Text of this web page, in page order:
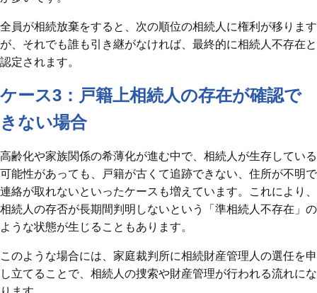
全員が相続放棄をすると、次の順位の相続人に権利が移ります
が、それでも誰も引き継がなければ、最終的に相続人不存在と
認定されます。
ケース3：戸籍上相続人の存在が確認で
きない場合
高齢化や家族関係の希薄化が進む中で、相続人が生存している
可能性があっても、戸籍が古くて追跡できない、住所が不明で
連絡が取れないといったケースも増えています。これにより、
相続人の存否が長期間判明しないという「準相続人不存在」の
ような状態が生じることもあります。
このような場合には、家庭裁判所に相続財産管理人の選任を申
し立てることで、相続人の捜索や財産管理が行われる流れにな